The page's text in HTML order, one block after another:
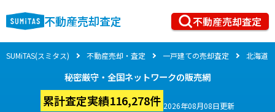
不動産売却査定 不動産売却査定
SUMiTAS(スミタス) 不動産売却・査定 一戸建ての売却査定 北海道
秘密厳守・全国ネットワークの販売網
累計査定実績116,278件 2026年08月08日更新